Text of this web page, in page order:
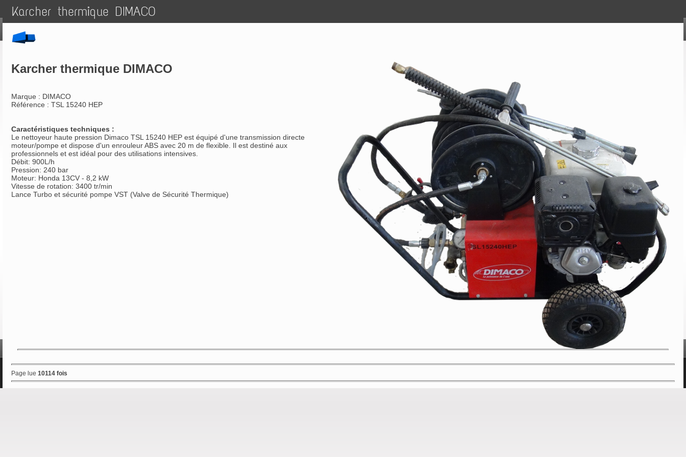
Karcher thermique DIMACO
Karcher thermique DIMACO
Marque : DIMACO
Référence : TSL 15240 HEP
Caractéristiques techniques :
Le nettoyeur haute pression Dimaco TSL 15240 HEP est équipé d'une transmission directe
moteur/pompe et dispose d'un enrouleur ABS avec 20 m de flexible. Il est destiné aux
professionnels et est idéal pour des utilisations intensives.
Débit: 900L/h
Pression: 240 bar
Moteur: Honda 13CV - 8,2 kW
Vitesse de rotation: 3400 tr/min
Lance Turbo et sécurité pompe VST (Valve de Sécurité Thermique)
Page lue 10114 fois